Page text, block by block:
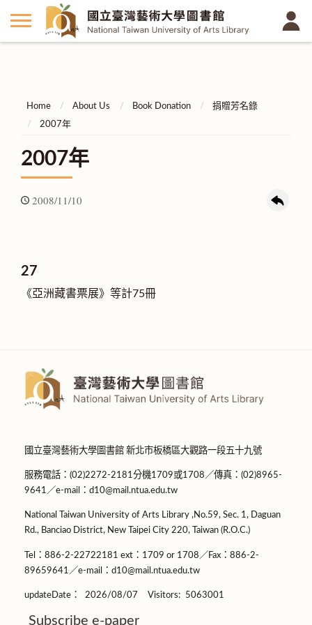
Home About Us Book Donation
捐贈芳名錄
2007年
2007年
2008/11/10
27
《亞洲藏書票展》等計75冊
國立臺灣藝術大學圖書館 新北市板橋區大觀路一段五十九號
服務電話：(02)2272-2181分機1709或1708／傳真：(02)8965-
9641／e-mail：d10@mail.ntua.edu.tw
National Taiwan University of Arts Library ,No.59, Sec. 1, Daguan
Rd., Banciao District, New Taipei City 220, Taiwan (R.O.C.)
Tel：886-2-22722181 ext：1709 or 1708／Fax：886-2-
89659641／e-mail：d10@mail.ntua.edu.tw
updateDate： 2026/08/07 Visitors: 5063001
Subscribe e-paper